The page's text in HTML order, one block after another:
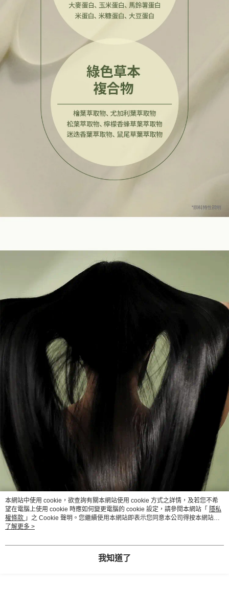
本網站中使用 cookie，欲查詢有關本網站使用 cookie 方式之詳情，及若您不希
望在電腦上使用 cookie 時應如何變更電腦的 cookie 設定，請參閱本網站「 隱私
權條款 」之 Cookie 聲明。您繼續使用本網站即表示您同意本公司得按本網站使
用條款之 Cookie 聲明使用 cookie。
了解更多 >
我知道了